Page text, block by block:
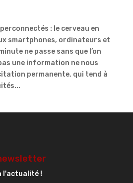
: le cerveau en
smartphones, ordinateurs et
ne passe sans que l’on
une information ne nous
permanente, qui tend à
l'actualité !